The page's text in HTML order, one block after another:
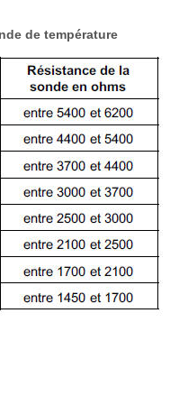
de température